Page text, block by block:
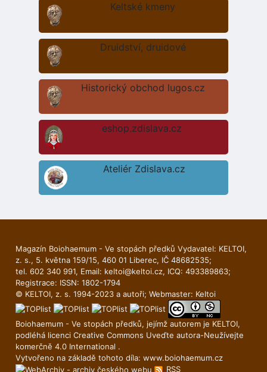
Keltské kmeny
Druidství, druidové
Historický obchod lugos.cz
eshop.zdislava.cz
Ateliér Zdislava.cz
Magazín Boiohaemum - Ve stopách předků Vydavatel: KELTOI,
z. s., 5. května 159/15, 460 01 Liberec, IČ 48682535;
tel. 602 340 991, Email: keltoi@keltoi.cz, ICQ: 493389863;
Registrace: ISSN: 1802-1794
© KELTOI, z. s. 1994-2023 a autoři; Webmaster: Keltoi
Boiohaemum - Ve stopách předků, jejímž autorem je KELTOI,
podléhá licenci Creative Commons Uveďte autora-Neuží­vejte
komerčně 4.0 International .
Vytvořeno na základě tohoto díla: www.boiohaemum.cz
RSS